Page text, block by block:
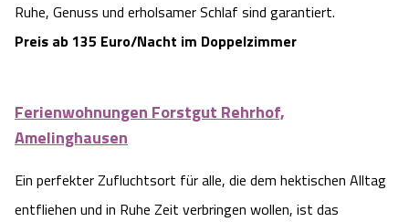
Ruhe, Genuss und erholsamer Schlaf sind garantiert.
Preis ab 135 Euro/Nacht im Doppelzimmer
Ferienwohnungen Forstgut Rehrhof,
Amelinghausen
Ein perfekter Zufluchtsort für alle, die dem hektischen Alltag
entfliehen und in Ruhe Zeit verbringen wollen, ist das